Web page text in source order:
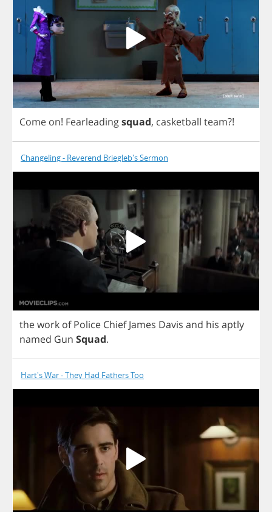
Come on! Fearleadingsquad, casketball team?!
Changeling - Reverend Briegleb's Sermon
thework of Police Chief James Davis and his aptly
named Gun Squad.
Hart's War - They Had Fathers Too